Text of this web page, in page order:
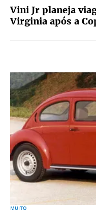
Vini Jr planeja
Virginia após a
MUITO